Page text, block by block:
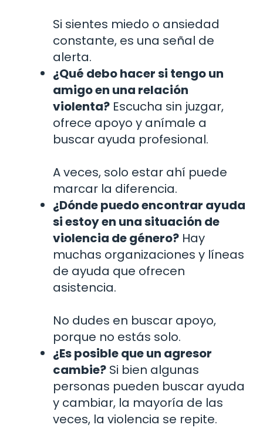
Si sientes miedo o ansiedad
constante, es una señal de
alerta.
¿Qué debo hacer si tengo un
amigo en una relación
violenta? Escucha sin juzgar,
ofrece apoyo y anímale a
buscar ayuda profesional.
A veces, solo estar ahí puede
marcar la diferencia.
¿Dónde puedo encontrar ayuda
si estoy en una situación de
violencia de género? Hay
muchas organizaciones y líneas
de ayuda que ofrecen
asistencia.
No dudes en buscar apoyo,
porque no estás solo.
¿Es posible que un agresor
cambie? Si bien algunas
personas pueden buscar ayuda
y cambiar, la mayoría de las
veces, la violencia se repite.